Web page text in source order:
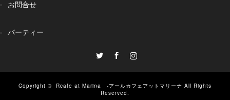
お問合せ
パーティー
Instagram
Copyright © Rcafe at Marina -アールカフェアットマリーナ All Rights
Reserved.